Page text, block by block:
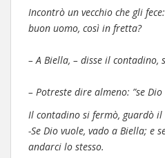
Incontrò un vecchio che gli
buon uomo, così in fretta?
– A Biella, – disse il contadino,
– Potreste dire almeno: ”se Dio
Il contadino si fermò, guardò
-Se Dio vuole, vado a Biella; e
andarci lo stesso.